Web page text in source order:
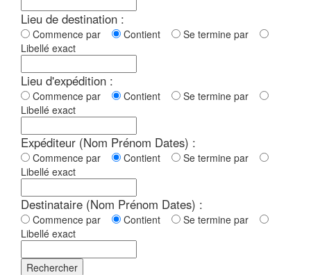
Lieu de destination :
Commence par Contient
Se termine par
Libellé exact
Lieu d'expédition :
Commence par Contient
Se termine par
Libellé exact
Expéditeur (Nom Prénom Dates) :
Commence par Contient
Se termine par
Libellé exact
Destinataire (Nom Prénom Dates) :
Commence par Contient
Se termine par
Libellé exact
Rechercher